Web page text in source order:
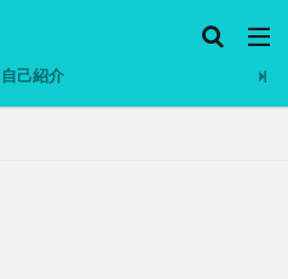
自己紹介